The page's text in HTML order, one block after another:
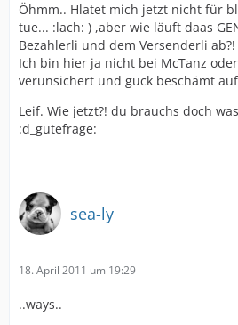
Öhmm.. Hlatet mich jetzt nicht für
tue... :lach: ) ,aber wie läuft daas
Bezahlerli und dem Versenderli ab?!
Ich bin hier ja nicht bei McTanz
verunsichert und guck beschämt
Leif. Wie jetzt?! du brauchs doch
:d_gutefrage:
sea-ly
18. April 2011 um 19:29
..ways..